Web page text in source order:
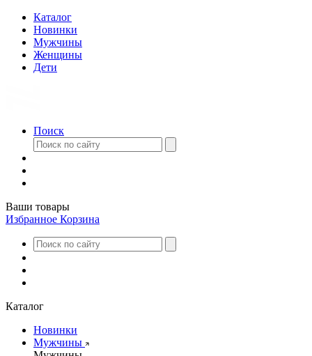
Каталог
Новинки
Мужчины
Женщины
Дети
Поиск
Ваши товары
Избранное Корзина
Каталог
Новинки
Мужчины